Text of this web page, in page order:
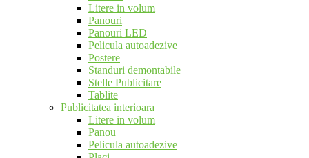
Litere in volum
Panouri
Panouri LED
Pelicula autoadezive
Postere
Standuri demontabile
Stelle Publicitare
Tablite
Publicitatea interioara
Litere in volum
Panou
Pelicula autoadezive